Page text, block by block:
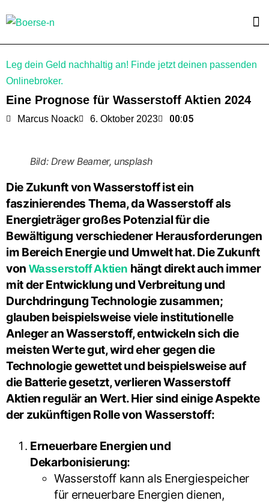
Leg dein Geld nachhaltig an! Finde jetzt deinen passenden
Onlinebroker.
Eine Prognose für Wasserstoff Aktien 2024
Marcus Noack 6. Oktober 2023 00:05
Bild: Drew Beamer, unsplash
Die Zukunft von Wasserstoff ist ein
faszinierendes Thema, da Wasserstoff als
Energieträger großes Potenzial für die
Bewältigung verschiedener Herausforderungen
im Bereich Energie und Umwelt hat. Die Zukunft
von Wasserstoff Aktien hängt direkt auch immer
mit der Entwicklung und Verbreitung und
Durchdringung Technologie zusammen;
glauben beispielsweise viele institutionelle
Anleger an Wasserstoff, entwickeln sich die
meisten Werte gut, wird eher gegen die
Technologie gewettet und beispielsweise auf
die Batterie gesetzt, verlieren Wasserstoff
Aktien regulär an Wert. Hier sind einige Aspekte
der zukünftigen Rolle von Wasserstoff:
Erneuerbare Energien und
Dekarbonisierung:
Wasserstoff kann als Energiespeicher
für erneuerbare Energien dienen,